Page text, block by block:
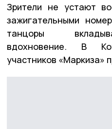
Зрители не устают
зажигательными
танцоры
вдохновение. В
участников «Маркиза»